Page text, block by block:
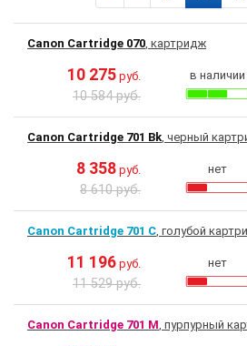
Canon Cartridge 070, картридж
10 275 руб.
10 584 руб.
в наличии
Canon Cartridge 701 Bk, черный
8 358 руб.
8 610 руб.
нет
Canon Cartridge 701 C, голубой
11 196 руб.
11 529 руб.
нет
Canon Cartridge 701 M, пурпурный